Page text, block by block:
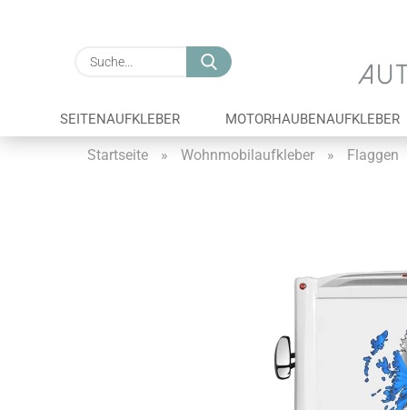
Suche...
SEITENAUFKLEBER MOTORHAUBENAUFKLEBER
Startseite » Wohnmobilaufkleber » Flaggen